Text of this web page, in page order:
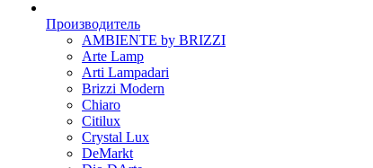
Производитель
AMBIENTE by BRIZZI
Arte Lamp
Arti Lampadari
Brizzi Modern
Chiaro
Citilux
Crystal Lux
DeMarkt